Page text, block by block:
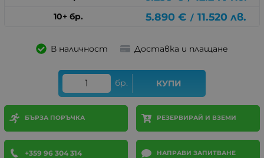
10+ бр. 5.890 € / 11.520 лв.
В наличност Доставка и плащане
бр. КУПИ
БЪРЗА ПОРЪЧКА РЕЗЕРВИРАЙ И ВЗЕМИ
+359 96 304 314 НАПРАВИ ЗАПИТВАНЕ